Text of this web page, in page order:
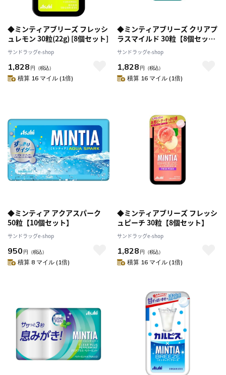
◆ミンティアブリーズ フレッシ
ュレモン 30粒(22g) [8個セット]
サンドラッグe-shop
1,828 円 （税込）
積算 16 マイル (1倍)
◆ミンティアブリーズ クリアプ
ラスマイルド 30粒【8個セッ
ト】
サンドラッグe-shop
1,828 円 （税込）
積算 16 マイル (1倍)
◆ミンティア アクアスパーク
50粒【10個セット】
サンドラッグe-shop
950 円 （税込）
積算 8 マイル (1倍)
◆ミンティアブリーズ フレッシ
ュピーチ 30粒【8個セット】
サンドラッグe-shop
1,828 円 （税込）
積算 16 マイル (1倍)